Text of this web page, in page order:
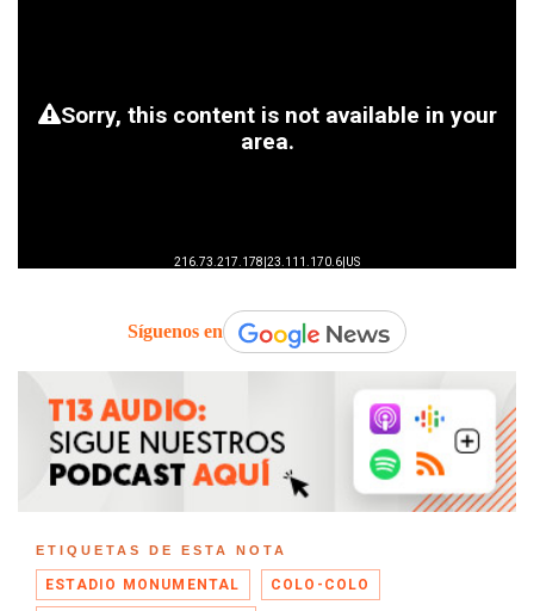
Síguenos en
ETIQUETAS DE ESTA NOTA
ESTADIO MONUMENTAL COLO-COLO